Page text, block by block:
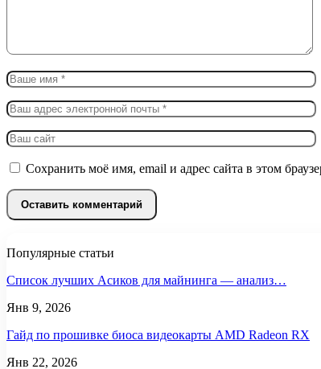
Сохранить моё имя, email и адрес сайта в этом
Популярные статьи
Список лучших Асиков для майнинга — анализ…
Янв 9, 2026
Гайд по прошивке биоса видеокарты AMD Radeon RX
Янв 22, 2026